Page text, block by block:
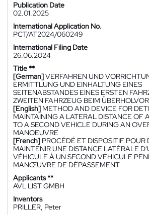
Publication Date
02.01.2025
International Application No.
PCT/AT2024/060249
International Filing Date
26.06.2024
Title **
[German]VERFAHREN UND
ERMITTLUNG UND EINHALTUNG EINES
SEITENABSTANDES EINES ERSTEN
ZWEITEN FAHRZEUG BEIM
[English] METHOD AND DEVICE FOR
MAINTAINING A LATERAL DISTANCE OF
TO A SECOND VEHICLE DURING AN
MANOEUVRE
[French] PROCÉDÉ ET DISPOSITIF POUR
MAINTENIR UNE DISTANCE LATÉRALE
VÉHICULE À UN SECOND VÉHICULE
MANŒUVRE DE DÉPASSEMENT
Applicants **
AVL LIST GMBH
Inventors
PRILLER, Peter